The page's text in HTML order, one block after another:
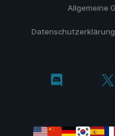
Allgemeine
Datenschutzerklärung